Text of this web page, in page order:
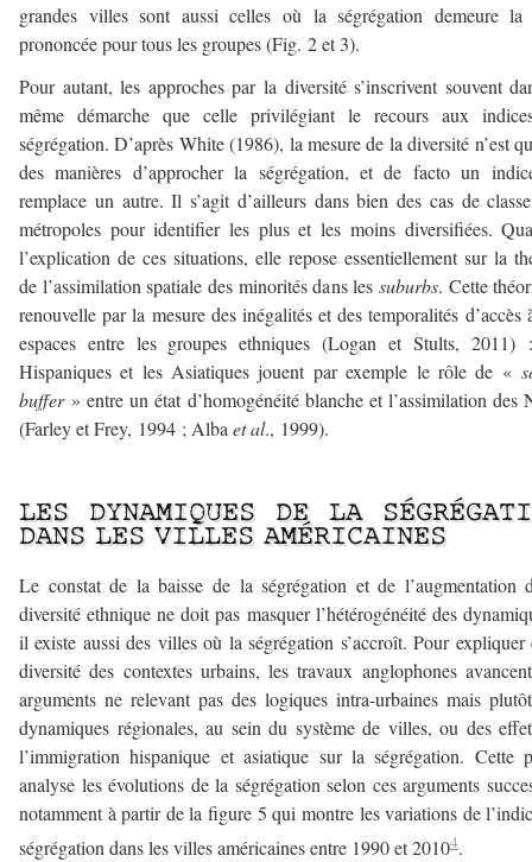
grandes villes sont aussi celles où la ségrégation demeure la
prononcée pour tous les groupes (Fig. 2 et 3).
Pour autant, les approches par la diversité s’inscrivent souvent
même démarche que celle privilégiant le recours aux
ségrégation. D’après White (1986), la mesure de la diversité n’est
des manières d’approcher la ségrégation, et de facto un
remplace un autre. Il s’agit d’ailleurs dans bien des cas de
métropoles pour identifier les plus et les moins diversifiées.
l’explication de ces situations, elle repose essentiellement sur la
de l’assimilation spatiale des minorités dans les suburbs. Cette
renouvelle par la mesure des inégalités et des temporalités d’accès
espaces entre les groupes ethniques (Logan et Stults, 2011)
Hispaniques et les Asiatiques jouent par exemple le rôle de «
buffer» entre un état d’homogénéité blanche et l’assimilation des
(Farley et Frey, 1994 ; Alba et al., 1999).
LES DYNAMIQUES DE LA
DANS LES VILLES AMÉRICAINES
Le constat de la baisse de la ségrégation et de l’augmentation
diversité ethnique ne doit pas masquer l’hétérogénéité des
il existe aussi des villes où la ségrégation s’accroît. Pour expliquer
diversité des contextes urbains, les travaux anglophones
arguments ne relevant pas des logiques intra-urbaines mais
dynamiques régionales, au sein du système de villes, ou des
l’immigration hispanique et asiatique sur la ségrégation. Cette
analyse les évolutions de la ségrégation selon ces arguments
notamment à partir de la figure 5 qui montre les variations de
ségrégation dans les villes américaines entre 1990 et 20104.